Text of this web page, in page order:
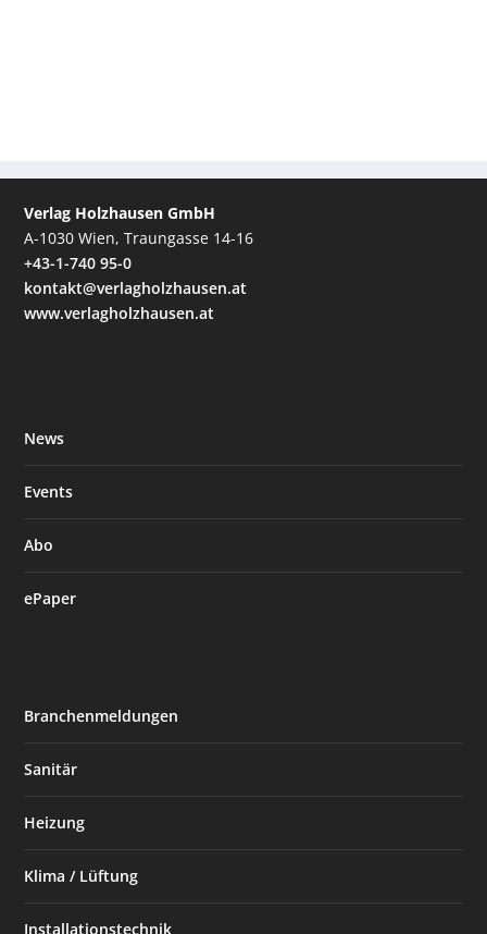
Verlag Holzhausen GmbH
A-1030 Wien, Traungasse 14-16
+43-1-740 95-0
kontakt@verlagholzhausen.at
www.verlagholzhausen.at
News
Events
Abo
ePaper
Branchenmeldungen
Sanitär
Heizung
Klima / Lüftung
Installationstechnik